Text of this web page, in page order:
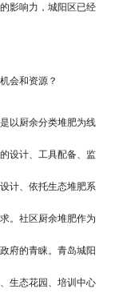
影响力，城阳区已经
会和资源？
以厨余分类堆肥为线
设计、工具配备、监
计、依托生态堆肥系
。社区厨余堆肥作为
府的青睐。青岛城阳
生态花园、培训中心